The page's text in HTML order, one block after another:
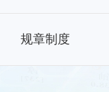
规章制度